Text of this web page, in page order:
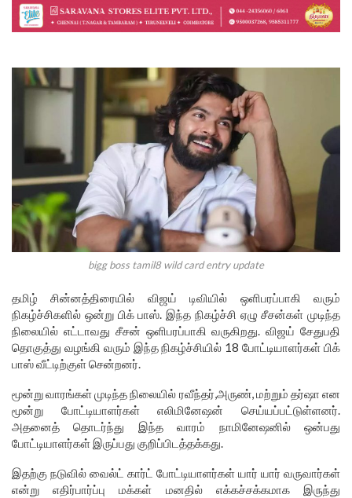
bigg boss tamil8 wild card entry update
தமிழ் சின்னத்திரையில் விஜய் டிவியில் ஒளிபரப்பாகி வரும்
நிகழ்ச்சிகளில் ஒன்று பிக் பாஸ். இந்த நிகழ்ச்சி ஏழு சீசன்கள் முடிந்த
நிலையில் எட்டாவது சீசன் ஒளிபரப்பாகி வருகிறது. விஜய் சேதுபதி
தொகுத்து வழங்கி வரும் இந்த நிகழ்ச்சியில் 18 போட்டியாளர்கள் பிக்
பாஸ் வீட்டிற்குள் சென்றனர்.
மூன்று வாரங்கள் முடிந்த நிலையில் ரவீந்தர்,அருண், மற்றும் தர்ஷா என
மூன்று போட்டியாளர்கள் எலிமினேஷன் செய்யப்பட்டுள்ளனர்.
அதனைத் தொடர்ந்து இந்த வாரம் நாமினேஷனில் ஒன்பது
போட்டியாளர்கள் இருப்பது குறிப்பிடத்தக்கது.
இதற்கு நடுவில் வைல்ட் கார்ட் போட்டியாளர்கள் யார் யார் வருவார்கள்
என்று எதிர்பார்ப்பு மக்கள் மனதில் எக்கச்சக்கமாக இருந்து